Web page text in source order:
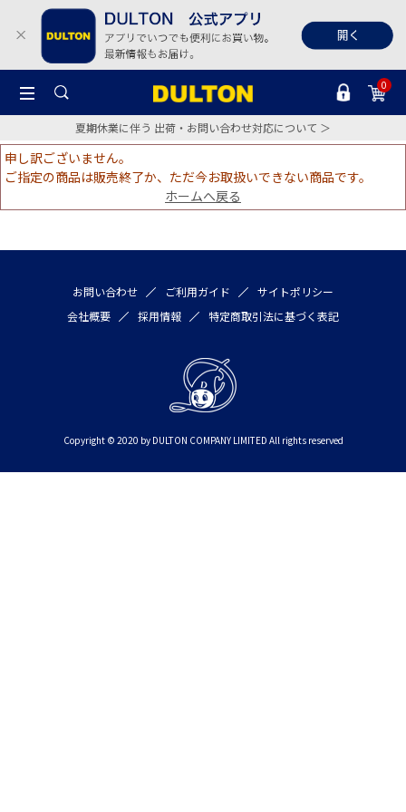
0
夏期休業に伴う 出荷・お問い合わせ対応について ＞
申し訳ございません。
ご指定の商品は販売終了か、ただ今お取扱いできない商品です。
ホームへ戻る
お問い合わせ ご利用ガイド
サイトポリシー
会社概要
採用情報 特定商取引法に基づく表記
Copyright © 2020 by DULTON COMPANY LIMITED All rights reserved